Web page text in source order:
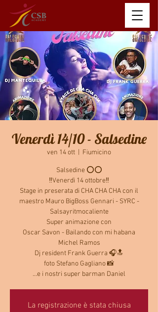
Venerdì 14/10 - Salsedine
ven 14 ott Fiumicino
Salsedine ⭕️⭕️
‼️Venerdì 14 ottobre‼️
Stage in preserata di CHA CHA CHA con il
maestro Mauro BigBoss Gennari - SYRC -
Salsayritmocaliente
Super animazione con
Oscar Savon - Bailando con mi habana
Michel Ramos
Dj resident Frank Guerra 🎧🔝
foto Stefano Gagliano 📸
...e i nostri super barman Daniel
La registrazione è stata chiusa